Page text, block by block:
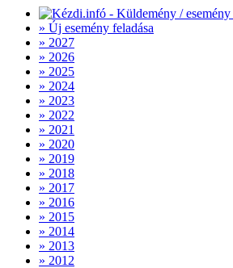
» Új esemény feladása
» 2027
» 2026
» 2025
» 2024
» 2023
» 2022
» 2021
» 2020
» 2019
» 2018
» 2017
» 2016
» 2015
» 2014
» 2013
» 2012